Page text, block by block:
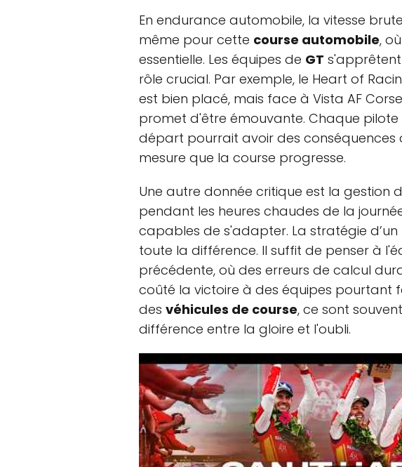
En endurance automobile, la vitesse
même pour cette course automobile,
essentielle. Les équipes de GT
rôle crucial. Par exemple, le Heart of
est bien placé, mais face à Vista AF
promet d'être émouvante. Chaque
départ pourrait avoir des conséquences
mesure que la course progresse.
Une autre donnée critique est la gestion
pendant les heures chaudes de la
capables de s'adapter. La stratégie
toute la différence. Il suffit de penser à
précédente, où des erreurs de calcul
coûté la victoire à des équipes pourtant
des véhicules de course, ce sont
différence entre la gloire et l'oubli.